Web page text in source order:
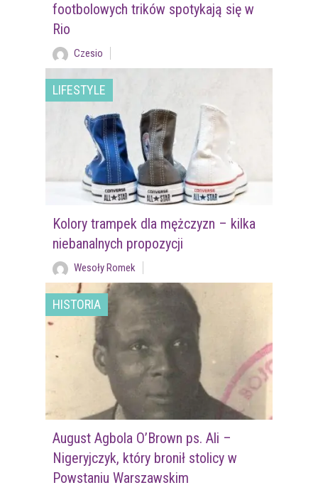
footbolowych trików spotykają się w
Rio
Czesio
LIFESTYLE
Kolory trampek dla mężczyzn – kilka
niebanalnych propozycji
Wesoły Romek
HISTORIA
August Agbola O’Brown ps. Ali –
Nigeryjczyk, który bronił stolicy w
Powstaniu Warszawskim